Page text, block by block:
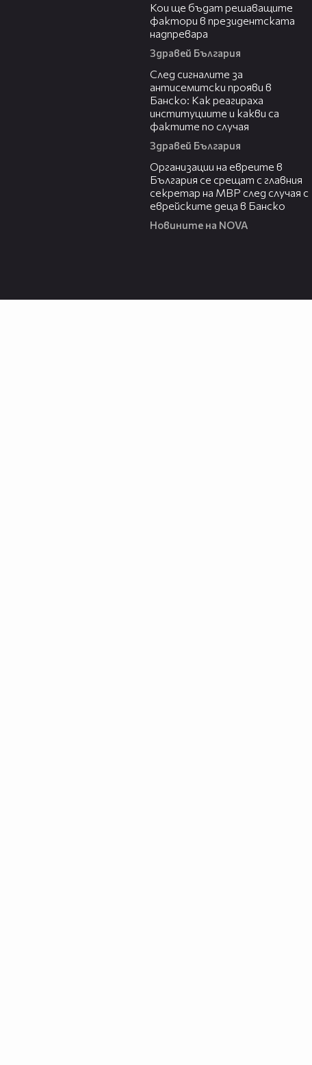
Кои ще бъдат решаващите
фактори в президентската
надпревара
Здравей България
След сигналите за
антисемитски прояви в
Банско: Как реагираха
институциите и какви са
фактите по случая
Здравей България
Организации на евреите в
България се срещат с главния
секретар на МВР след случая с
еврейските деца в Банско
Новините на NOVA